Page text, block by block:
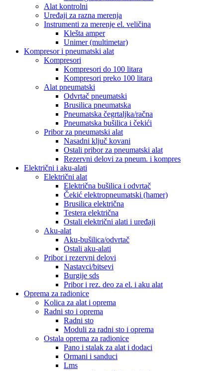
Alat kontrolni
Uređaji za razna merenja
Instrumenti za merenje el. veličina
Klešta amper
Unimer (multimetar)
Kompresor i pneumatski alat
Kompresori
Kompresori do 100 litara
Kompresori preko 100 litara
Alat pneumatski
Odvrtač pneumatski
Brusilica pneumatska
Pneumatska čegrtaljka/račna
Pneumatska bušilica i čekići
Pribor za pneumatski alat
Nasadni ključ kovani
Ostali pribor za pneumatski alat
Rezervni delovi za pneum. i kompres
Električni i aku-alati
Električni alat
Električna bušilica i odvrtač
Čekić elektropneumatski (hamer)
Brusilica električna
Testera električna
Ostali električni alati i uređaji
Aku-alat
Aku-bušilica/odvrtač
Ostali aku-alati
Pribor i rezervni delovi
Nastavci/bitsevi
Burgije sds
Pribor i rez. deo za el. i aku alat
Oprema za radionice
Kolica za alat i oprema
Radni sto i oprema
Radni sto
Moduli za radni sto i oprema
Ostala oprema za radionice
Pano i stalak za alat i dodaci
Ormani i sanduci
Lms